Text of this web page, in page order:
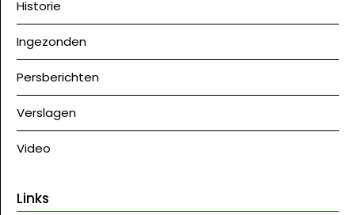
Historie
Ingezonden
Persberichten
Verslagen
Video
Links